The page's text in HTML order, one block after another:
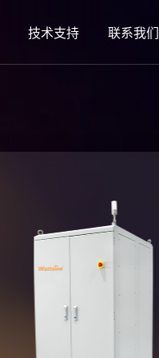
技术支持 联系我们